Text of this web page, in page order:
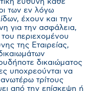
των εν λόγω
έχουν και την
για την ασφάλεια,
περιεχομένου
της Εταιρείας,
δικαιώματος
υποχρεούνται να
τρίτους
από την επίσκεψη ή